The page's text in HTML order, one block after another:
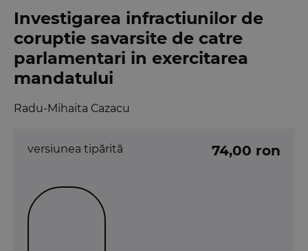
Investigarea infractiunilor de
coruptie savarsite de catre
parlamentari in exercitarea
mandatului
Radu-Mihaita Cazacu
versiunea tipărită 74,00 ron